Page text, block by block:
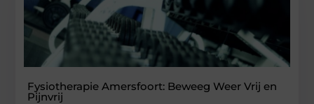
Fysiotherapie Amersfoort: Beweeg Weer Vrij en
Pijnvrij